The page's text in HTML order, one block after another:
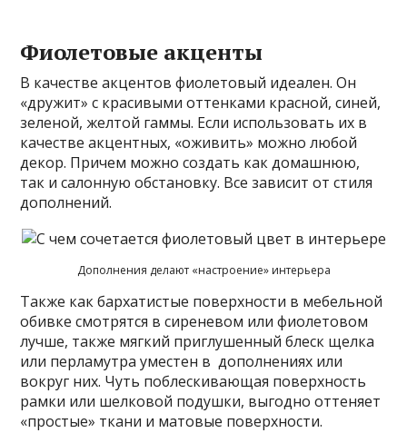
Фиолетовые акценты
В качестве акцентов фиолетовый идеален. Он
«дружит» с красивыми оттенками красной, синей,
зеленой, желтой гаммы. Если использовать их в
качестве акцентных, «оживить» можно любой
декор. Причем можно создать как домашнюю,
так и салонную обстановку. Все зависит от стиля
дополнений.
Дополнения делают «настроение» интерьера
Также как бархатистые поверхности в мебельной
обивке смотрятся в сиреневом или фиолетовом
лучше, также мягкий приглушенный блеск щелка
или перламутра уместен в дополнениях или
вокруг них. Чуть поблескивающая поверхность
рамки или шелковой подушки, выгодно оттеняет
«простые» ткани и матовые поверхности.